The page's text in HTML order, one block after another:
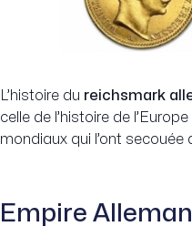
L’histoire du reichsmark
celle de l’histoire de
mondiaux qui l’ont secouée
Empire